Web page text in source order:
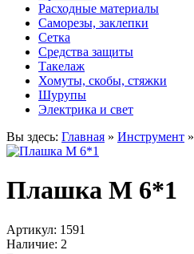
Расходные материалы
Саморезы, заклепки
Сетка
Средства защиты
Такелаж
Хомуты, скобы, стяжки
Шурупы
Электрика и свет
Вы здесь: Главная » Инструмент »
Плашка М 6*1
Артикул: 1591
Наличие: 2